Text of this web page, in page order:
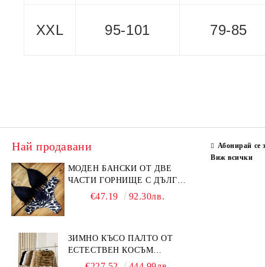
XXL 95-101 79-85
Най продавани
МОДЕН БАНСКИ ОТ ДВЕ
ЧАСТИ ГОРНИЩЕ С ДЪЛГИ
РЕСНИ€47.19 92.30лв.
ЗИМНО КЪСО ПАЛТО ОТ
ЕСТЕСТВЕН КОСЪМ
ЛИСИЦА
Абонирай се
Виж всички